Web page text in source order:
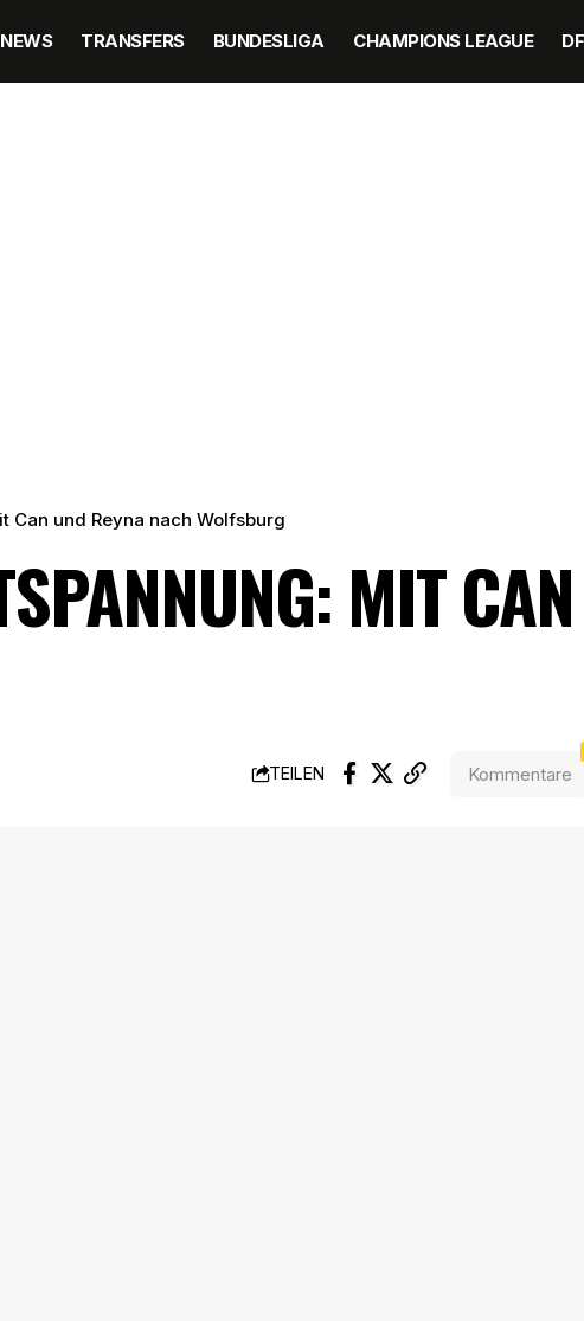
TRANSFERS BUNDESLIGA CHAMPIONS LEAGUE
Can und Reyna nach Wolfsburg
MIT
TEILEN Kommentare